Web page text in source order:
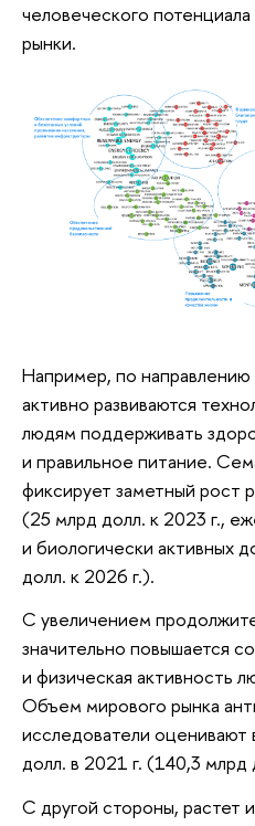
человеческого
рынки.
Например, по
активно развиваются
людям поддерживать
и правильное питание.
фиксирует заметный рост
(25 млрд долл. к 2023 г.,
и биологически активных
долл. к 2026 г.).
С увеличением
значительно повышается
и физическая активность
Объем мирового рынка
исследователи
долл. в 2021 г. (140,3 млрд
С другой стороны, растет